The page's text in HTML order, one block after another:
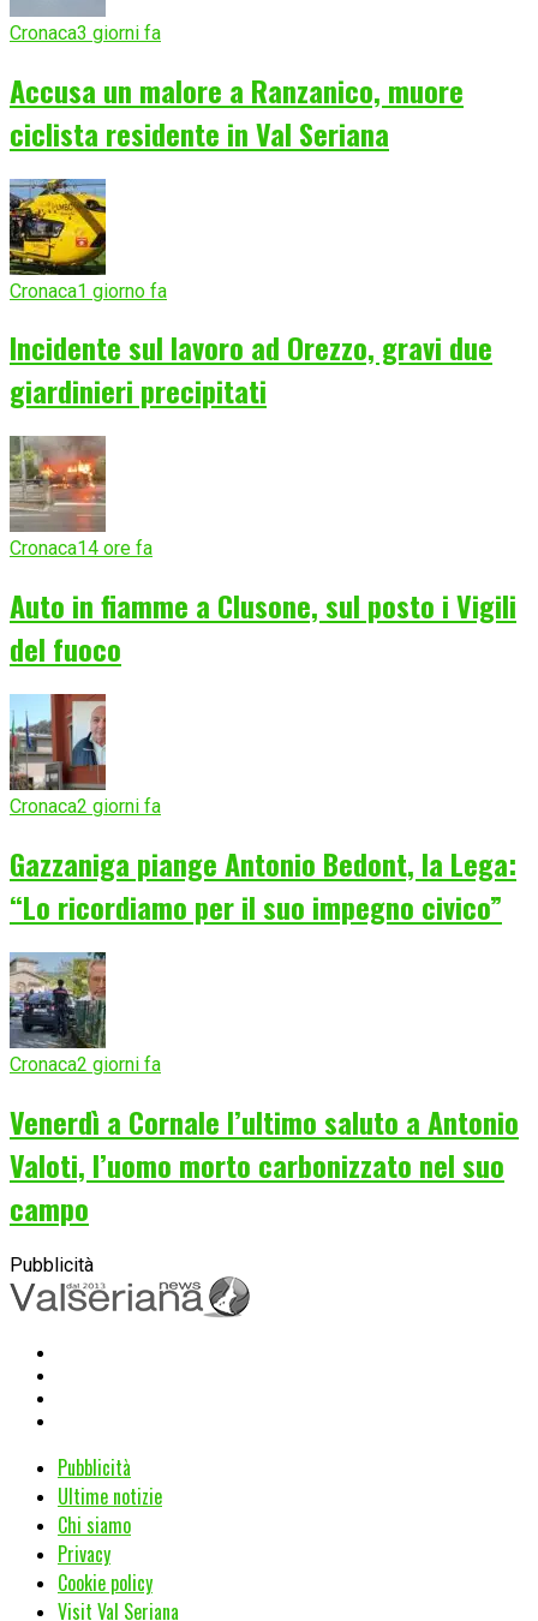
Cronaca3 giorni fa
Accusa un malore a Ranzanico, muore
ciclista residente in Val Seriana
Cronaca1 giorno fa
Incidente sul lavoro ad Orezzo, gravi due
giardinieri precipitati
Cronaca14 ore fa
Auto in fiamme a Clusone, sul posto i Vigili
del fuoco
Cronaca2 giorni fa
Gazzaniga piange Antonio Bedont, la Lega:
“Lo ricordiamo per il suo impegno civico”
Cronaca2 giorni fa
Venerdì a Cornale l’ultimo saluto a Antonio
Valoti, l’uomo morto carbonizzato nel suo
campo
Pubblicità
Pubblicità
Ultime notizie
Chi siamo
Privacy
Cookie policy
Visit Val Seriana